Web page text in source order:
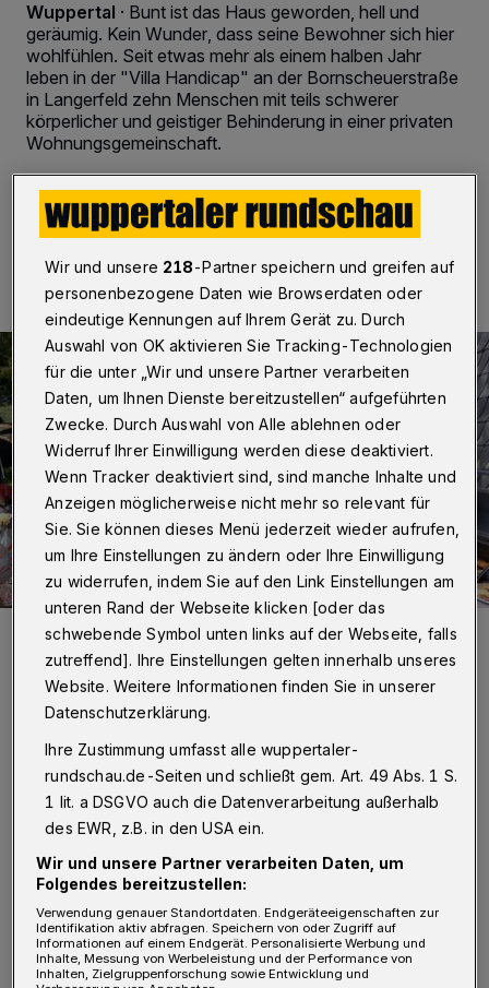
Wuppertal · Bunt ist das Haus geworden, hell und
geräumig. Kein Wunder, dass seine Bewohner sich hier
wohlfühlen. Seit etwas mehr als einem halben Jahr
leben in der "Villa Handicap" an der Bornscheuerstraße
in Langerfeld zehn Menschen mit teils schwerer
körperlicher und geistiger Behinderung in einer privaten
Wohnungsgemeinschaft.
31.01.2016 , 18:00 Uhr 2 Minuten Lesezeit
Diese Aufnahme ist nicht aktuell, wie das Outfit der Beteiligten
schnell klar macht. Allerdings ist es genau dieser Garten der
Gemeinschaft, der mit Spenden aus dem Neujahrbenefizkonzert
des Bundesbahn-Blasorchesters ausgebaut werden soll.
G
anz fertig ist das neue Zuhause aber
noch nicht. Neben einigen Möbeln, die in
den Gemeinschaftsräumen noch fehlen, steht
der Garten hinter dem Haus ganz oben auf der
Liste des Villa-Handicap-Vereins. Weil dieses
Wir und unsere 218-Partner speichern und greifen auf
personenbezogene Daten wie Browserdaten oder
eindeutige Kennungen auf Ihrem Gerät zu. Durch
Auswahl von OK aktivieren Sie Tracking-Technologien
für die unter „Wir und unsere Partner verarbeiten
Daten, um Ihnen Dienste bereitzustellen“ aufgeführten
Zwecke. Durch Auswahl von Alle ablehnen oder
Widerruf Ihrer Einwilligung werden diese deaktiviert.
Wenn Tracker deaktiviert sind, sind manche Inhalte und
Anzeigen möglicherweise nicht mehr so relevant für
Sie. Sie können dieses Menü jederzeit wieder aufrufen,
um Ihre Einstellungen zu ändern oder Ihre Einwilligung
zu widerrufen, indem Sie auf den Link Einstellungen am
unteren Rand der Webseite klicken [oder das
schwebende Symbol unten links auf der Webseite, falls
zutreffend]. Ihre Einstellungen gelten innerhalb unseres
Website. Weitere Informationen finden Sie in unserer
Datenschutzerklärung.
Ihre Zustimmung umfasst alle wuppertaler-
rundschau.de-Seiten und schließt gem. Art. 49 Abs. 1 S.
1 lit. a DSGVO auch die Datenverarbeitung außerhalb
des EWR, z.B. in den USA ein.
Wir und unsere Partner verarbeiten Daten, um
Folgendes bereitzustellen:
Verwendung genauer Standortdaten. Endgeräteeigenschaften zur
Identifikation aktiv abfragen. Speichern von oder Zugriff auf
Informationen auf einem Endgerät. Personalisierte Werbung und
Inhalte, Messung von Werbeleistung und der Performance von
Inhalten, Zielgruppenforschung sowie Entwicklung und